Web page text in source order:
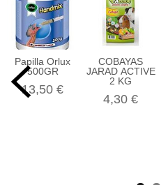
Papilla Orlux
500GR
13,50 €
COBAYAS
JARAD ACTIVE
2 KG
4,30 €